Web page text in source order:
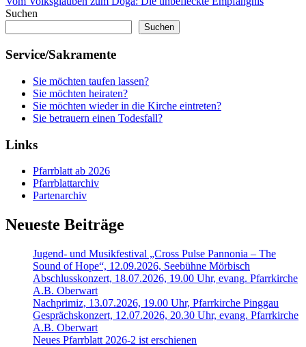
Beitrag:
Suchen
Suchen
Service/Sakramente
Sie möchten taufen lassen?
Sie möchten heiraten?
Sie möchten wieder in die Kirche eintreten?
Sie betrauern einen Todesfall?
Links
Pfarrblatt ab 2026
Pfarrblattarchiv
Partenarchiv
Neueste Beiträge
Jugend- und Musikfestival „Cross Pulse Pannonia – The
Sound of Hope“, 12.09.2026, Seebühne Mörbisch
Abschlusskonzert, 18.07.2026, 19.00 Uhr, evang. Pfarrkirche
A.B. Oberwart
Nachprimiz, 13.07.2026, 19.00 Uhr, Pfarrkirche Pinggau
Gesprächskonzert, 12.07.2026, 20.30 Uhr, evang. Pfarrkirche
A.B. Oberwart
Neues Pfarrblatt 2026-2 ist erschienen